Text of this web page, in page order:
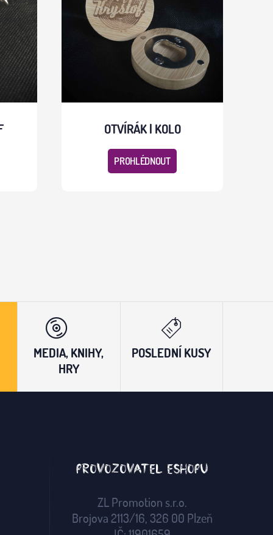
OTVÍRÁK | KOLO
PROHLÉDNOUT
MEDIA, KNIHY,
HRY
POSLEDNÍ KUSY
Provozovatel eshopu
ZL Promotion s.r.o.
Brojova 2113/16, 326 00 Plzeň